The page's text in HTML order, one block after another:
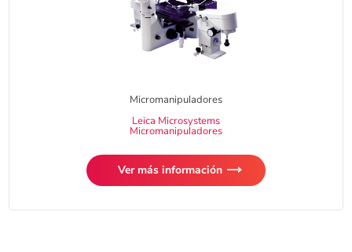
Micromanipuladores
Leica Microsystems
Micromanipuladores
Ver más información